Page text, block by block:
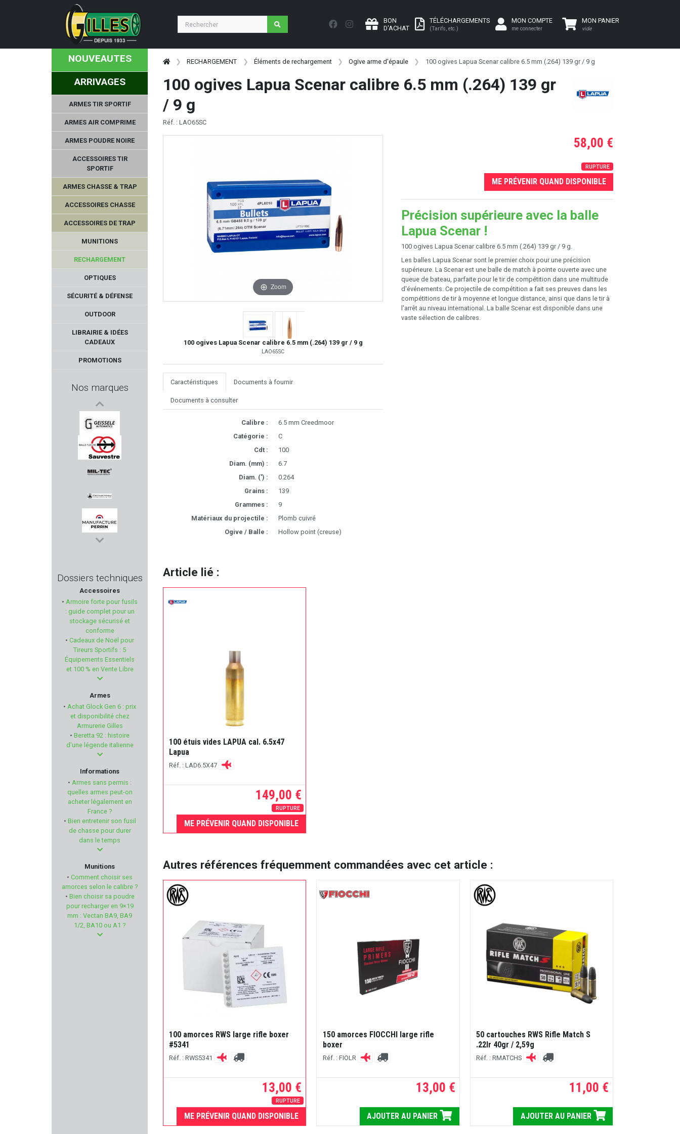
BON
D'ACHAT
TÉLÉCHARGEMENTS
(Tarifs, etc.)
MON COMPTE
me connecter
MON PANIER
vide
NOUVEAUTES
ARRIVAGES
ARMES TIR SPORTIF
ARMES AIR COMPRIME
ARMES POUDRE NOIRE
ACCESSOIRES TIR
SPORTIF
ARMES CHASSE & TRAP
ACCESSOIRES CHASSE
ACCESSOIRES DE TRAP
MUNITIONS
RECHARGEMENT
OPTIQUES
SÉCURITÉ & DÉFENSE
OUTDOOR
LIBRAIRIE & IDÉES
CADEAUX
PROMOTIONS
Nos marques
PHASE 5
GEISSELE AUTOMATICS
SAUVESTRE
MIL-TEC
FEINWERKBAU
MANUFACTURE PERRIN
FOB
LPA SIGHTS
KICK EEZ
NRA-FUD
MAGLITE
VALMET
PTS
BO MANUFACTURE
TIMNEY TRIGGER
GPA
GMT Outdoor
AUDERE
Dossiers techniques
Accessoires
• Armoire forte pour fusils
: guide complet pour un
stockage sécurisé et
conforme
• Cadeaux de Noël pour
Tireurs Sportifs : 5
Équipements Essentiels
et 100 % en Vente Libre
Armes
• Achat Glock Gen 6 : prix
et disponibilité chez
Armurerie Gilles
• Beretta 92 : histoire
d'une légende italienne
Informations
• Armes sans permis :
quelles armes peut-on
acheter légalement en
France ?
• Bien entretenir son fusil
de chasse pour durer
dans le temps
Munitions
• Comment choisir ses
amorces selon le calibre ?
• Bien choisir sa poudre
pour recharger en 9×19
mm : Vectan BA9, BA9
1/2, BA10 ou A1 ?
RECHARGEMENT Éléments de rechargement Ogive arme d'épaule 100 ogives Lapua Scenar calibre 6.5 mm (.264) 139 gr / 9 g
100 ogives Lapua Scenar calibre 6.5 mm (.264) 139 gr
/ 9 g
Réf. : LAO65SC
Zoom
100 ogives Lapua Scenar calibre 6.5 mm (.264) 139 gr / 9 g
LAO65SC
Caractéristiques Documents à fournir
Documents à consulter
Calibre :
6.5 mm Creedmoor
Catégorie :
C
Cdt :
100
Diam. (mm) :
6.7
Diam. (') :
0.264
Grains :
139
Grammes :
9
Matériaux du projectile :
Plomb cuivré
Ogive / Balle :
Hollow point (creuse)
58,00 €
RUPTURE
ME PRÉVENIR QUAND DISPONIBLE
Précision supérieure avec la balle
Lapua Scenar !
100 ogives Lapua Scenar calibre 6.5 mm (.264) 139 gr / 9 g.
Les balles Lapua Scenar sont le premier choix pour une précision
supérieure. La Scenar est une balle de match à pointe ouverte avec une
queue de bateau, parfaite pour le tir de compétition dans une multitude
d'événements. Ce projectile de compétition a fait ses preuves dans les
compétitions de tir à moyenne et longue distance, ainsi que dans le tir à
l'arrêt au niveau international. La balle Scenar est disponible dans une
vaste sélection de calibres.
Article lié :
100 étuis vides LAPUA cal. 6.5x47
Lapua
Réf. : LAD6.5X47
149,00 €
RUPTURE
ME PRÉVENIR QUAND DISPONIBLE
Autres références fréquemment commandées avec cet article :
100 amorces RWS large rifle boxer
#5341
Réf. : RWS5341
13,00 €
RUPTURE
ME PRÉVENIR QUAND DISPONIBLE
150 amorces FIOCCHI large rifle
boxer
Réf. : FIOLR
13,00 €
AJOUTER AU PANIER
50 cartouches RWS Rifle Match S
.22lr 40gr / 2,59g
Réf. : RMATCHS
11,00 €
AJOUTER AU PANIER